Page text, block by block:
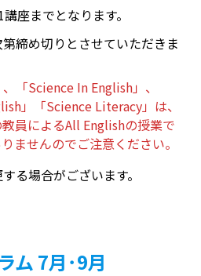
座までとなります。
締め切りとさせていただきま
「Science In English」、
」「Science Literacy」は、
員によるAll Englishの授業で
ませんのでご注意ください。
る場合がございます。
ム 7月･9月